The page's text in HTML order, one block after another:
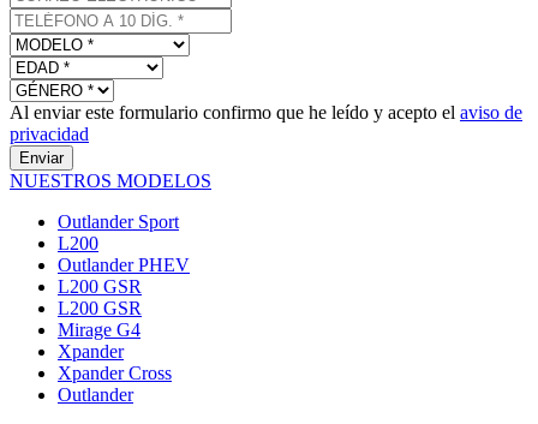
Al enviar este formulario confirmo que he leído y acepto el aviso de
privacidad
Enviar
NUESTROS MODELOS
Outlander Sport
L200
Outlander PHEV
L200 GSR
L200 GSR
Mirage G4
Xpander
Xpander Cross
Outlander